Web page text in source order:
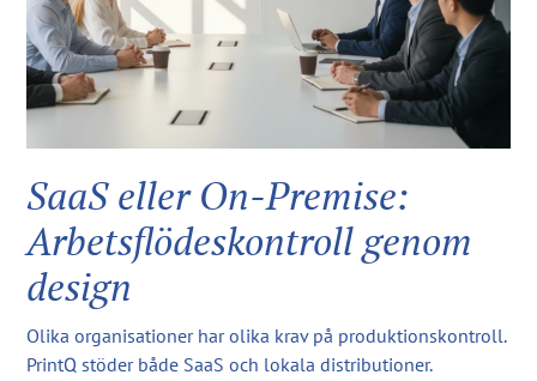
SaaS eller On-Premise:
Arbetsflödeskontroll genom
design
Olika organisationer har olika krav på produktionskontroll.
PrintQ stöder både SaaS och lokala distributioner.